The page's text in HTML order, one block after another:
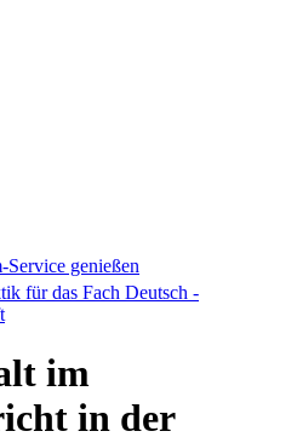
genießen
für das Fach Deutsch -
im
in der